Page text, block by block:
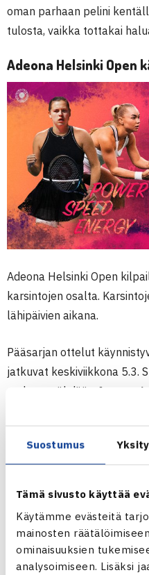
Suostumus
Tämä sivusto käyttää
Käytämme evästeitä
mainosten
ominaisuuksien
analysoimiseen. Lisäksi
oman parhaan pelini
tulosta, vaikka tottakai
Adeona Helsinki Open
Adeona Helsinki Open
karsintojen osalta.
lähipäivien aikana.
Pääsarjan ottelut
jatkuvat keskiviikkona 5.3.
mukana nähdään
perusteella. Lisäksi
neljä villinkortin saanutta
Haavisto,Laura
$30 000.
Kisajärjestäjinä
HVS-Tennis.